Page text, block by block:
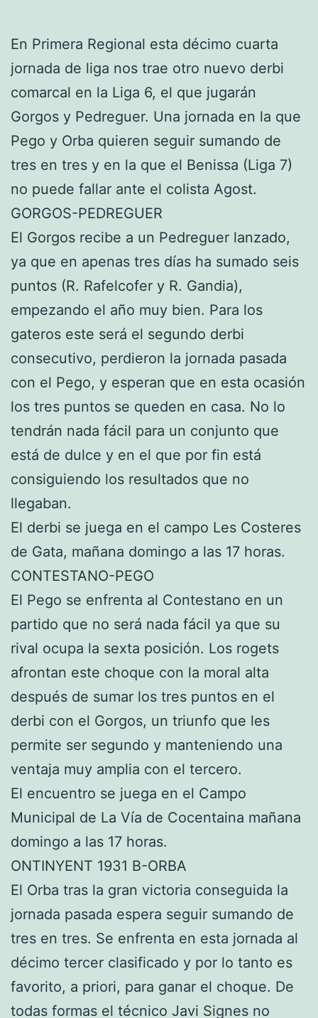
En Primera Regional esta décimo cuarta
jornada de liga nos trae otro nuevo derbi
comarcal en la Liga 6, el que jugarán
Gorgos y Pedreguer. Una jornada en la que
Pego y Orba quieren seguir sumando de
tres en tres y en la que el Benissa (Liga 7)
no puede fallar ante el colista Agost.
GORGOS-PEDREGUER
El Gorgos recibe a un Pedreguer lanzado,
ya que en apenas tres días ha sumado seis
puntos (R. Rafelcofer y R. Gandia),
empezando el año muy bien. Para los
gateros este será el segundo derbi
consecutivo, perdieron la jornada pasada
con el Pego, y esperan que en esta ocasión
los tres puntos se queden en casa. No lo
tendrán nada fácil para un conjunto que
está de dulce y en el que por fin está
consiguiendo los resultados que no
llegaban.
El derbi se juega en el campo Les Costeres
de Gata, mañana domingo a las 17 horas.
CONTESTANO-PEGO
El Pego se enfrenta al Contestano en un
partido que no será nada fácil ya que su
rival ocupa la sexta posición. Los rogets
afrontan este choque con la moral alta
después de sumar los tres puntos en el
derbi con el Gorgos, un triunfo que les
permite ser segundo y manteniendo una
ventaja muy amplia con el tercero.
El encuentro se juega en el Campo
Municipal de La Vía de Cocentaina mañana
domingo a las 17 horas.
ONTINYENT 1931 B-ORBA
El Orba tras la gran victoria conseguida la
jornada pasada espera seguir sumando de
tres en tres. Se enfrenta en esta jornada al
décimo tercer clasificado y por lo tanto es
favorito, a priori, para ganar el choque. De
todas formas el técnico Javi Signes no